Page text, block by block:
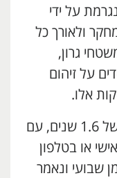
על ידי
ולאורך כל
גרון,
על זיהום
אלו.
המשתתפים היו במעקב ממוצע של 1.6 שנים, עם
או בטלפון
שבועי ונאמר